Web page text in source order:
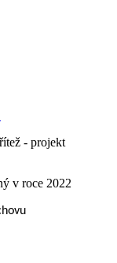
- projekt
v roce 2022